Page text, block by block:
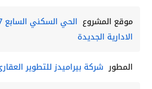
موقع المشروع
الادارية الجديدة
المطور شركة بيراميدز للتطوير